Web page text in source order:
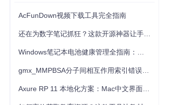
AcFunDown视频下载工具完全指南